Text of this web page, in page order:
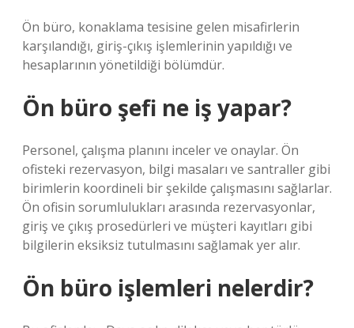
Ön büro, konaklama tesisine gelen misafirlerin
karşılandığı, giriş-çıkış işlemlerinin yapıldığı ve
hesaplarının yönetildiği bölümdür.
Ön büro şefi ne iş yapar?
Personel, çalışma planını inceler ve onaylar. Ön
ofisteki rezervasyon, bilgi masaları ve santraller gibi
birimlerin koordineli bir şekilde çalışmasını sağlarlar.
Ön ofisin sorumlulukları arasında rezervasyonlar,
giriş ve çıkış prosedürleri ve müşteri kayıtları gibi
bilgilerin eksiksiz tutulmasını sağlamak yer alır.
Ön büro işlemleri nelerdir?